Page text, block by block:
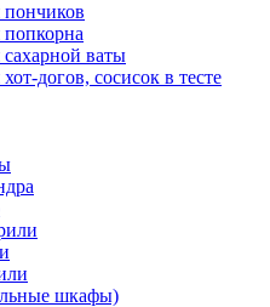
ваты
догов, сосисок в тесте
шкафы)